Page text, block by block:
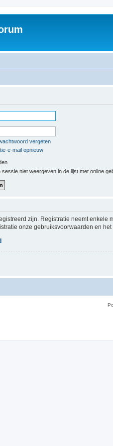
vergeten
e-mail opnieuw
sessie niet weergeven in de lijst met online
zijn. Registratie neemt
onze gebruiksvoorwaarden en